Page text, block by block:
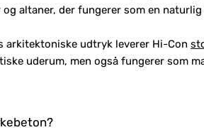
altaner, der fungerer som en
arkitektoniske udtryk leverer Hi-Con
uderum, men også fungerer som